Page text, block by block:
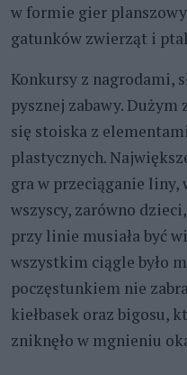
w formie gier
gatunków zwierząt i
Konkursy z nagrodami,
pysznej zabawy.
się stoiska z
plastycznych.
gra w przeciąganie
wszyscy, zarówno
przy linie musiała być
wszystkim ciągle było
poczęstunkiem nie
kiełbasek oraz bigosu,
zniknęło w mgnieniu